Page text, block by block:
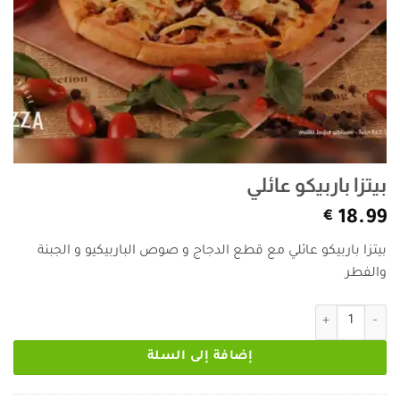
بيتزا باربيكو عائلي
18.99
€
بيتزا باربيكو عائلي مع قطع الدجاج و صوص الباربيكيو و الجبنة
والفطر
كمية بيتزا باربيكو عائلي
إضافة إلى السلة